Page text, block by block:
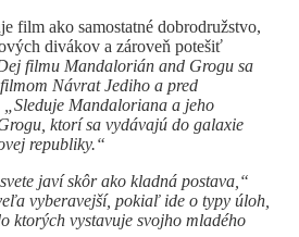
film ako samostatné dobrodružstvo,
divákov a zároveň potešiť
filmu Mandalorián and Grogu sa
Návrat Jediho a pred
„Sleduje Mandaloriana a jeho
ktorí sa vydávajú do galaxie
republiky.“
javí skôr ako kladná postava,“
vyberavejší, pokiaľ ide o typy úloh,
ktorých vystavuje svojho mladého